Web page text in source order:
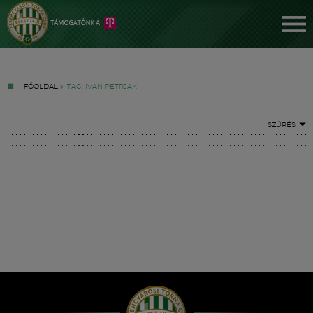
FŐOLDAL » TAG: IVAN PETRJAK
SZŰRÉS
Hírek